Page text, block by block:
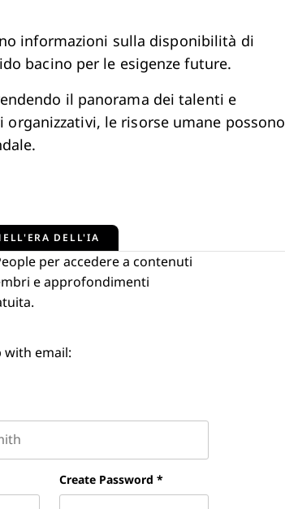
informazioni sulla disponibilità di
bacino per le esigenze future.
il panorama dei talenti e
le risorse umane possono
DELL'IA
per accedere a contenuti
e approfondimenti
with email:
Create Password *